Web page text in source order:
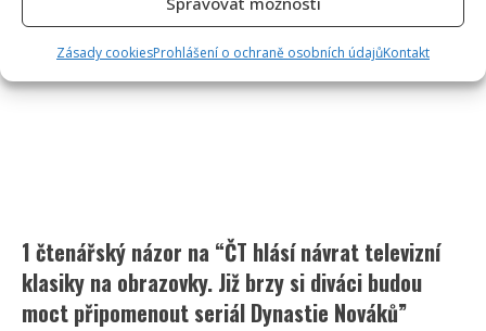
Zásady cookiesProhlášení o ochraně osobních údajůKontakt
1 čtenářský názor na “ČT hlásí návrat televizní
klasiky na obrazovky. Již brzy si diváci budou
moct připomenout seriál Dynastie Nováků”